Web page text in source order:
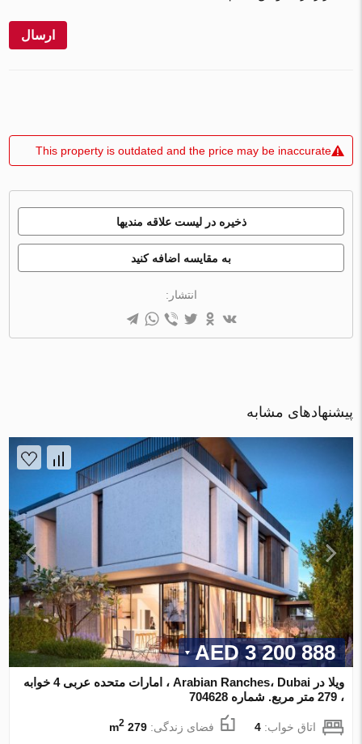
ارسال
This property is outdated and the price may be inaccurate
ذخیره در لیست علاقه مندیها
به مقایسه اضافه کنید
انتشار:
پیشنهادهای مشابه
3 200 888 AED
ویلا در Arabian Ranches، Dubai ، امارات متحده عربی 4 خوابه
، 279 متر مربع. شماره 704628
اتاق خواب:4 فضای زندگی:279 m
2